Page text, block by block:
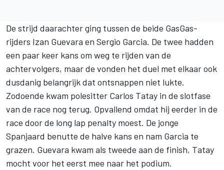
De strijd daarachter ging tussen de beide GasGas-
rijders Izan Guevara en Sergio Garcia. De twee hadden
een paar keer kans om weg te rijden van de
achtervolgers, maar de vonden het duel met elkaar ook
dusdanig belangrijk dat ontsnappen niet lukte.
Zodoende kwam polesitter Carlos Tatay in de slotfase
van de race nog terug. Opvallend omdat hij eerder in de
race door de long lap penalty moest. De jonge
Spanjaard benutte de halve kans en nam Garcia te
grazen. Guevara kwam als tweede aan de finish, Tatay
mocht voor het eerst mee naar het podium.